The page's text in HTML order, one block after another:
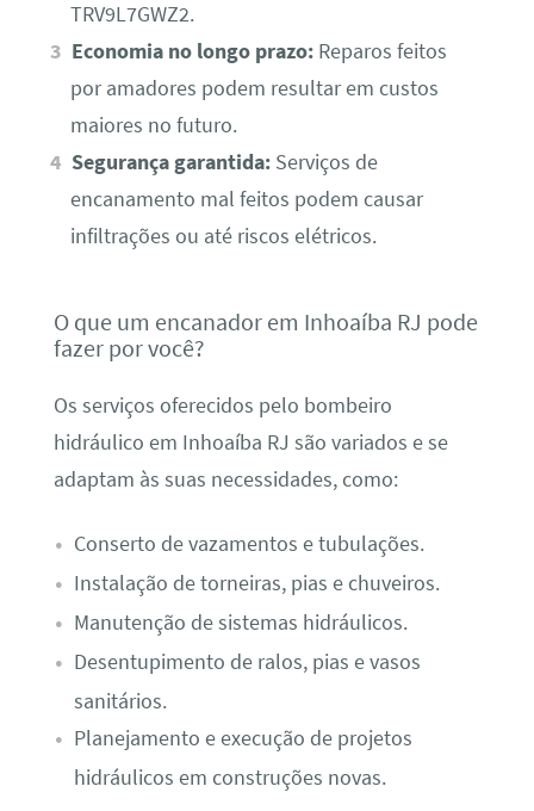
TRV9L7GWZ2.
Economia no longo prazo: Reparos feitos
por amadores podem resultar em custos
maiores no futuro.
Segurança garantida: Serviços de
encanamento mal feitos podem causar
infiltrações ou até riscos elétricos.
O que um encanador em Inhoaíba RJ pode
fazer por você?
Os serviços oferecidos pelo bombeiro
hidráulico em Inhoaíba RJ são variados e se
adaptam às suas necessidades, como:
Conserto de vazamentos e tubulações.
Instalação de torneiras, pias e chuveiros.
Manutenção de sistemas hidráulicos.
Desentupimento de ralos, pias e vasos
sanitários.
Planejamento e execução de projetos
hidráulicos em construções novas.